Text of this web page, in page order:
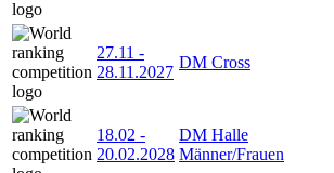
27.11 -
28.11.2027
DM Cross
18.02 -
20.02.2028
DM Halle
Männer/Frauen